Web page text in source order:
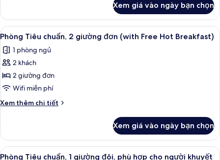
đôi
(with
Free
Hot
Breakfast)
Phòng
Tiêu
chuẩn,
giường
đôi
Free
Hot
Xem giá vào ngày bạn chọn
Xem
tất
cả
ảnh
Phòng
Tiêu
chuẩn,
2
đơn
(with
Free
Phòng Tiêu chuẩn, 2 giường đơn
5
Phòng Tiêu chuẩn, 2 giường đơn (with Free Hot Breakfast)
1 phòng ngủ
2 khách
2 giường đơn
Wifi miễn phí
Xem thêm chi tiết
Chi
Phòng
Tiêu
chuẩn,
Xem giá vào ngày bạn chọn
Xem
Phòng Tiêu chuẩn, 1 giường đôi,
5
Phòng Tiêu chuẩn, 1 giường đôi, phù hợp cho người khuyết